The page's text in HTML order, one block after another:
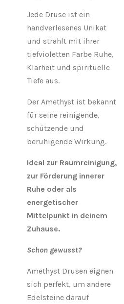
Jede Druse ist ein
handverlesenes Unikat
und strahlt mit ihrer
tiefvioletten Farbe Ruhe,
Klarheit und spirituelle
Tiefe aus.
Der Amethyst ist bekannt
für seine reinigende,
schützende und
beruhigende Wirkung.
Ideal zur Raumreinigung,
zur Förderung innerer
Ruhe oder als
energetischer
Mittelpunkt in deinem
Zuhause.
Schon gewusst?
Amethyst Drusen eignen
sich perfekt, um andere
Edelsteine darauf